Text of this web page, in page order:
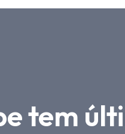
tem